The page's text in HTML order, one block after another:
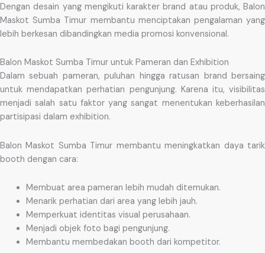
Dengan desain yang mengikuti karakter brand atau produk, Balon
Maskot Sumba Timur membantu menciptakan pengalaman yang
lebih berkesan dibandingkan media promosi konvensional.
Balon Maskot Sumba Timur untuk Pameran dan Exhibition
Dalam sebuah pameran, puluhan hingga ratusan brand bersaing
untuk mendapatkan perhatian pengunjung. Karena itu, visibilitas
menjadi salah satu faktor yang sangat menentukan keberhasilan
partisipasi dalam exhibition.
Balon Maskot Sumba Timur membantu meningkatkan daya tarik
booth dengan cara:
Membuat area pameran lebih mudah ditemukan.
Menarik perhatian dari area yang lebih jauh.
Memperkuat identitas visual perusahaan.
Menjadi objek foto bagi pengunjung.
Membantu membedakan booth dari kompetitor.